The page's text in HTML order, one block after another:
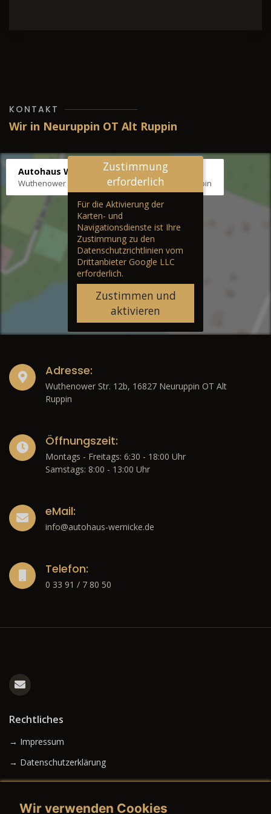
KONTAKT
Wir in Neuruppin OT Alt Ruppin
Autohaus Wernicke
Wuthenower Str. 12b, 16827 Neuruppin OT Alt Ruppin
Zustimmung
erforderlich
Für die Aktivierung der
Karten- und
Navigationsdienste ist Ihre
Zustimmung zu den
Datenschutzrichtlinien vom
Drittanbieter Google LLC
erforderlich.
Zustimmen und
aktivieren
Adresse:
Wuthenower Str. 12b, 16827 Neuruppin OT Alt
Ruppin
Öffnungszeit:
Montags - Freitags: 6:30 - 18:00 Uhr
Samstags: 8:00 - 13:00 Uhr
eMail:
info@autohaus-wernicke.de
Telefon:
0 33 91 / 7 80 50
Rechtliches
→ Impressum
→ Datenschutzerklärung
Wir verwenden Cookies